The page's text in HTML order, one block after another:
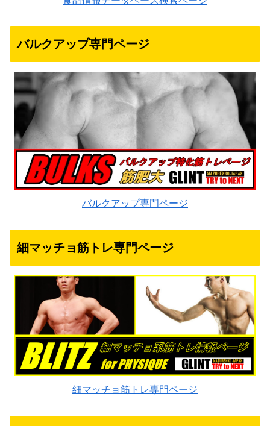
バルクアップ専門ページ
バルクアップ専門ページ
細マッチョ筋トレ専門ページ
細マッチョ筋トレ専門ページ